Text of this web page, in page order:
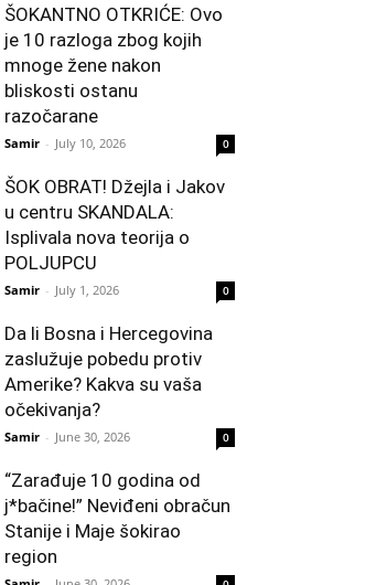
ŠOKANTNO OTKRIĆE: Ovo
je 10 razloga zbog kojih
mnoge žene nakon
bliskosti ostanu
razočarane
Samir - July 10, 2026 0
ŠOK OBRAT! Džejla i Jakov
u centru SKANDALA:
Isplivala nova teorija o
POLJUPCU
Samir - July 1, 2026 0
Da li Bosna i Hercegovina
zaslužuje pobedu protiv
Amerike? Kakva su vaša
očekivanja?
Samir - June 30, 2026 0
“Zarađuje 10 godina od
j*bačine!” Neviđeni obračun
Stanije i Maje šokirao
region